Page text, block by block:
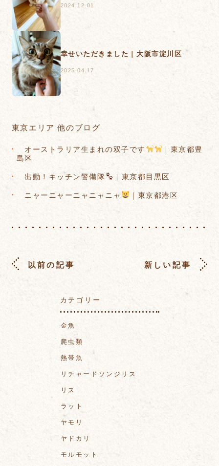
2024.12.01
幸せいただきました｜大阪市淀川区
2025.04.17
東京エリア 他のブログ
オーストラリア生まれの双子です
｜東京都豊
島区
出動！キッチン警備隊 ｜東京都目黒区
ニャーニャーニャニャニャ ｜東京都港区
以前の記事 新しい記事
カテゴリー
金魚
爬虫類
熱帯魚
リチャードソンジリス
リス
ラット
ヤモリ
ヤドカリ
モルモット